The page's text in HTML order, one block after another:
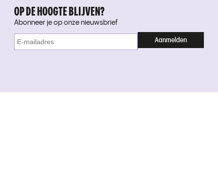
OP DE HOOGTE BLIJVEN?
Abonneer je op onze nieuwsbrief